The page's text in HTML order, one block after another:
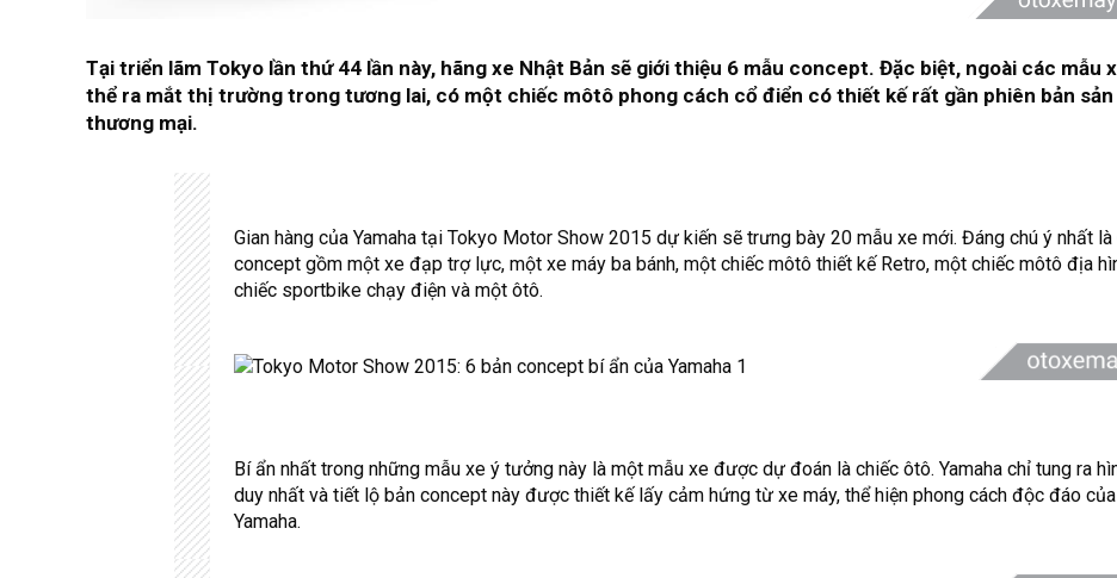
Tại triển lãm Tokyo lần thứ 44 lần này, hãng xe Nhật Bản sẽ giới thiệu 6 mẫu concept. Đặc biệt, ngoài các mẫu
thể ra mắt thị trường trong tương lai, có một chiếc môtô phong cách cổ điển có thiết kế rất gần phiên bản
thương mại.
Gian hàng của Yamaha tại Tokyo Motor Show 2015 dự kiến sẽ trưng bày 20 mẫu xe mới. Đáng chú ý nhất là
concept gồm một xe đạp trợ lực, một xe máy ba bánh, một chiếc môtô thiết kế Retro, một chiếc môtô địa
chiếc sportbike chạy điện và một ôtô.
Bí ẩn nhất trong những mẫu xe ý tưởng này là một mẫu xe được dự đoán là chiếc ôtô. Yamaha chỉ tung ra
duy nhất và tiết lộ bản concept này được thiết kế lấy cảm hứng từ xe máy, thể hiện phong cách độc đáo của
Yamaha.